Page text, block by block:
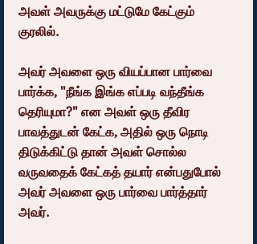
அவள் அவருக்கு மட்டுமே கேட்கும்
குரலில்.
அவர் அவளை ஒரு வியப்பான பார்வை
பார்க்க, "நீங்க இங்க எப்படி வந்தீங்க
தெரியுமா?" என அவள் ஒரு தீவிர
பாவத்துடன் கேட்க, அதில் ஒரு நொடி
திடுக்கிட்டு தான் அவள் சொல்ல
வருவதைக் கேட்கத் தயார் என்பதுபோல்
அவர் அவளை ஒரு பார்வை பார்த்தார்
அவர்.